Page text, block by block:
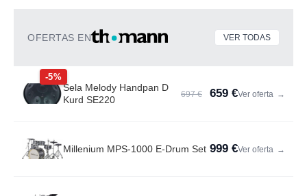
OFERTAS EN VER TODAS
-5%
Sela Melody Handpan D
Kurd SE220
697 € 659 €Ver oferta →
Millenium MPS-1000 E-Drum Set 999 €Ver oferta →